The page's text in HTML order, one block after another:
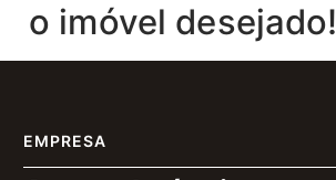
o imóvel desejado!
EMPRESA